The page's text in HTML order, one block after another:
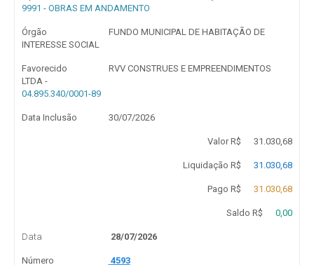
9991 - OBRAS EM ANDAMENTO
Órgão
FUNDO MUNICIPAL DE HABITAÇÃO DE
INTERESSE SOCIAL
Favorecido
RVV CONSTRUES E EMPREENDIMENTOS
LTDA -
04.895.340/0001-89
Data Inclusão 30/07/2026
Valor R$ 31.030,68
Liquidação R$ 31.030,68
Pago R$ 31.030,68
Saldo R$ 0,00
Data 28/07/2026
Número 4593